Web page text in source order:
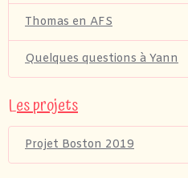
Thomas en AFS
Quelques questions à Yann
Les projets
Projet Boston 2019